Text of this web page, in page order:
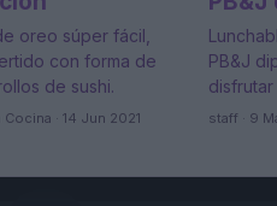
oreo súper fácil,
con forma de
de sushi.
· 14 Jun 2021
PB&J
staff · 9